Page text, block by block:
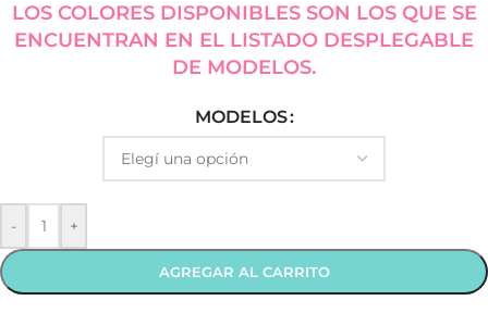
LOS COLORES DISPONIBLES SON LOS QUE SE
ENCUENTRAN EN EL LISTADO DESPLEGABLE
DE MODELOS.
MODELOS
- +
AGREGAR AL CARRITO